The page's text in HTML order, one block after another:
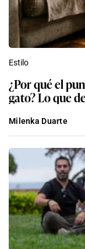
Estilo
¿Por qué el
gato? Lo que
Milenka Duarte